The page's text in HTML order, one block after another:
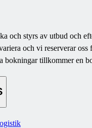
och styrs av utbud och
och vi reserverar oss
bokningar tillkommer en